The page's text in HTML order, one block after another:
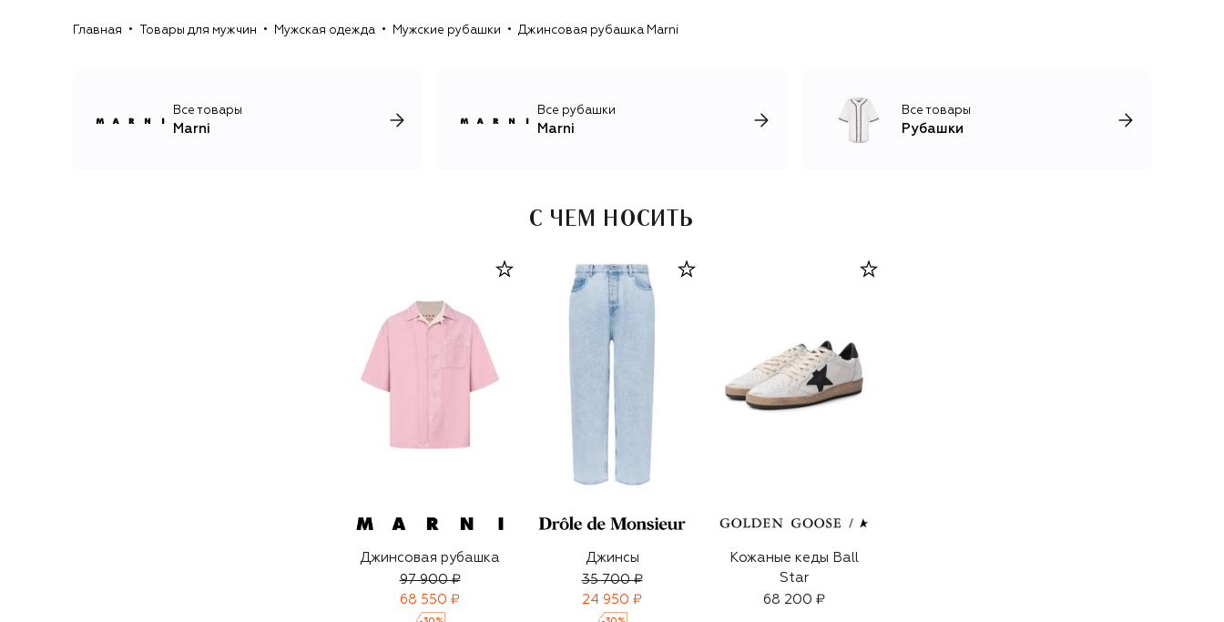
Главная Товары для мужчин Мужская одежда Мужские рубашки Джинсовая рубашка Marni
Все товары
Marni
Все рубашки
Marni
Все товары
Рубашки
С ЧЕМ НОСИТЬ
Джинсовая рубашка
97 900 ₽
68 550 ₽
Джинсы
35 700 ₽
24 950 ₽
Кожаные кеды Ball
Star
68 200 ₽